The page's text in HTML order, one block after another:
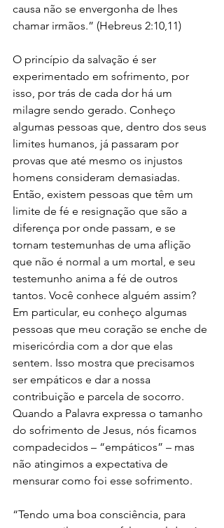
causa não se envergonha de lhes
chamar irmãos.” (Hebreus 2:10,11)
O princípio da salvação é ser
experimentado em sofrimento, por
isso, por trás de cada dor há um
milagre sendo gerado. Conheço
algumas pessoas que, dentro dos seus
limites humanos, já passaram por
provas que até mesmo os injustos
homens consideram demasiadas.
Então, existem pessoas que têm um
limite de fé e resignação que são a
diferença por onde passam, e se
tornam testemunhas de uma aflição
que não é normal a um mortal, e seu
testemunho anima a fé de outros
tantos. Você conhece alguém assim?
Em particular, eu conheço algumas
pessoas que meu coração se enche de
misericórdia com a dor que elas
sentem. Isso mostra que precisamos
ser empáticos e dar a nossa
contribuição e parcela de socorro.
Quando a Palavra expressa o tamanho
do sofrimento de Jesus, nós ficamos
compadecidos – “empáticos” – mas
não atingimos a expectativa de
mensurar como foi esse sofrimento.
“Tendo uma boa consciência, para